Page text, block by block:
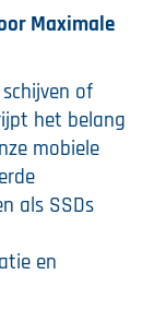
Maximale
of
het belang
mobiele
als SSDs
en